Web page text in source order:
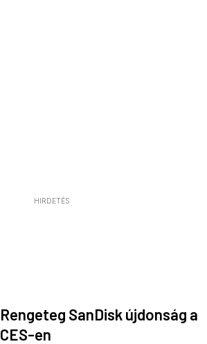
HIRDETÉS
Rengeteg SanDisk újdonság a
CES-en